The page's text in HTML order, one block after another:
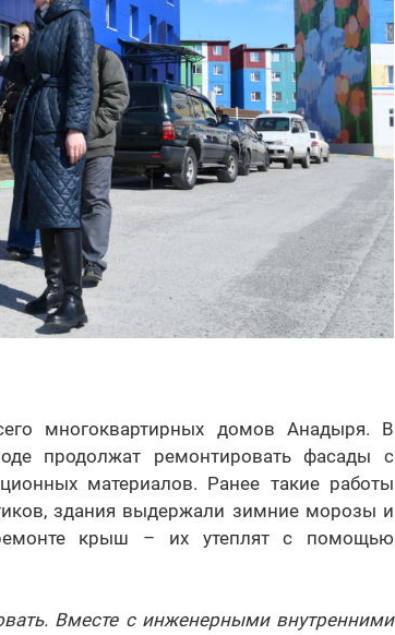
многоквартирных домов Анадыря. В
продолжат ремонтировать фасады с
материалов. Ранее такие работы
здания выдержали зимние морозы и
крыш – их утеплят с помощью
Вместе с инженерными внутренними